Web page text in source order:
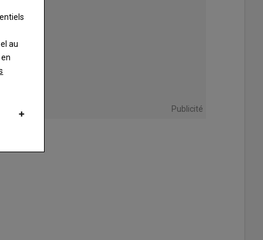
Publicité
au